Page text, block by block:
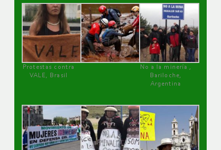
Protestas contra
VALE, Brasil
No a la minería ,
Bariloche,
Argentina